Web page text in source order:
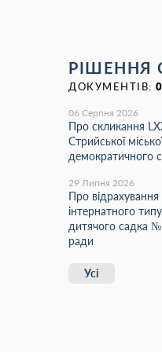
РІШЕННЯ
ДОКУМЕНТІВ: 0
06 Серпня 2026
Про скликання
Стрийської
демократичного
29 Липня 2026
Про
інтернатного
дитячого садка №
ради
Усі